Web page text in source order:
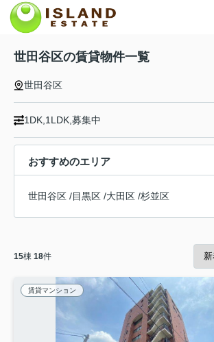
世田谷区の賃貸物件一覧
世田谷区
1DK,1LDK,募集中
おすすめのエリア
世田谷区 /目黒区 /大田区 /杉並区
15棟 18件
賃貸マンション